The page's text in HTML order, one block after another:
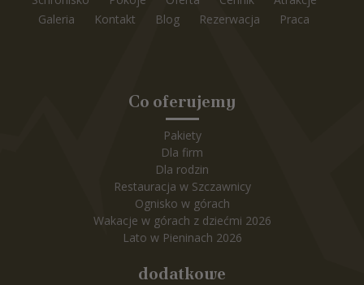
Galeria
Kontakt Blog Rezerwacja Praca
Co oferujemy
Pakiety
Dla firm
Dla rodzin
Restauracja w Szczawnicy
Ognisko w górach
Wakacje w górach z dziećmi 2026
Lato w Pieninach 2026
dodatkowe